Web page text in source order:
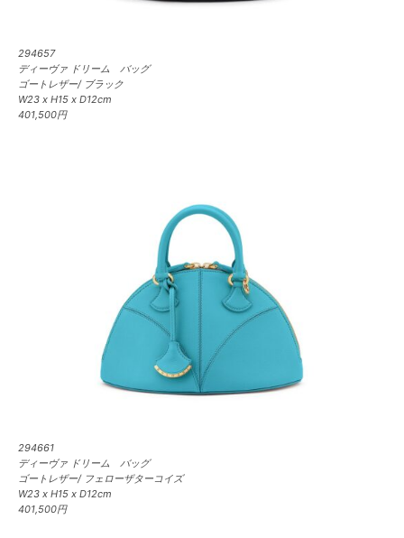
294657
ディーヴァ ドリーム バッグ
ゴートレザー/ ブラック
W23 x H15 x D12cm
401,500円
294661
ディーヴァ ドリーム バッグ
ゴートレザー/ フェローザターコイズ
W23 x H15 x D12cm
401,500円